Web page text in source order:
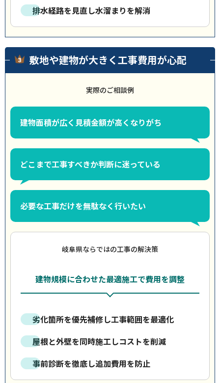
排水経路を見直し水溜まりを解消
敷地や建物が大きく工事費用が心配
実際のご相談例
建物面積が広く見積金額が高くなりがち
どこまで工事すべきか判断に迷っている
必要な工事だけを無駄なく行いたい
岐阜県ならではの工事の解決策
建物規模に合わせた最適施工で費用を調整
劣化箇所を優先補修し工事範囲を最適化
屋根と外壁を同時施工しコストを削減
事前診断を徹底し追加費用を防止